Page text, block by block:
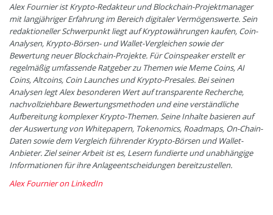
Alex Fournier ist Krypto-Redakteur und Blockchain-Projektmanager
mit langjähriger Erfahrung im Bereich digitaler Vermögenswerte. Sein
redaktioneller Schwerpunkt liegt auf Kryptowährungen kaufen, Coin-
Analysen, Krypto-Börsen- und Wallet-Vergleichen sowie der
Bewertung neuer Blockchain-Projekte. Für Coinspeaker erstellt er
regelmäßig umfassende Ratgeber zu Themen wie Meme Coins, AI
Coins, Altcoins, Coin Launches und Krypto-Presales. Bei seinen
Analysen legt Alex besonderen Wert auf transparente Recherche,
nachvollziehbare Bewertungsmethoden und eine verständliche
Aufbereitung komplexer Krypto-Themen. Seine Inhalte basieren auf
der Auswertung von Whitepapern, Tokenomics, Roadmaps, On-Chain-
Daten sowie dem Vergleich führender Krypto-Börsen und Wallet-
Anbieter. Ziel seiner Arbeit ist es, Lesern fundierte und unabhängige
Informationen für ihre Anlageentscheidungen bereitzustellen.
Alex Fournier on LinkedIn